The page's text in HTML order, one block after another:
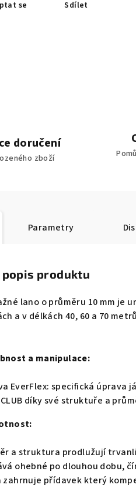
se Sdílet
doručení
zboží
Parametry
produktu
lano o průměru 10 mm je
a v délkách 40, 60 a 70
a manipulace:
EverFlex: specifická
díky své struktuře a
a struktura prodlužují
ohebné po dlouhou dobu,
zahrnuje přídavek který